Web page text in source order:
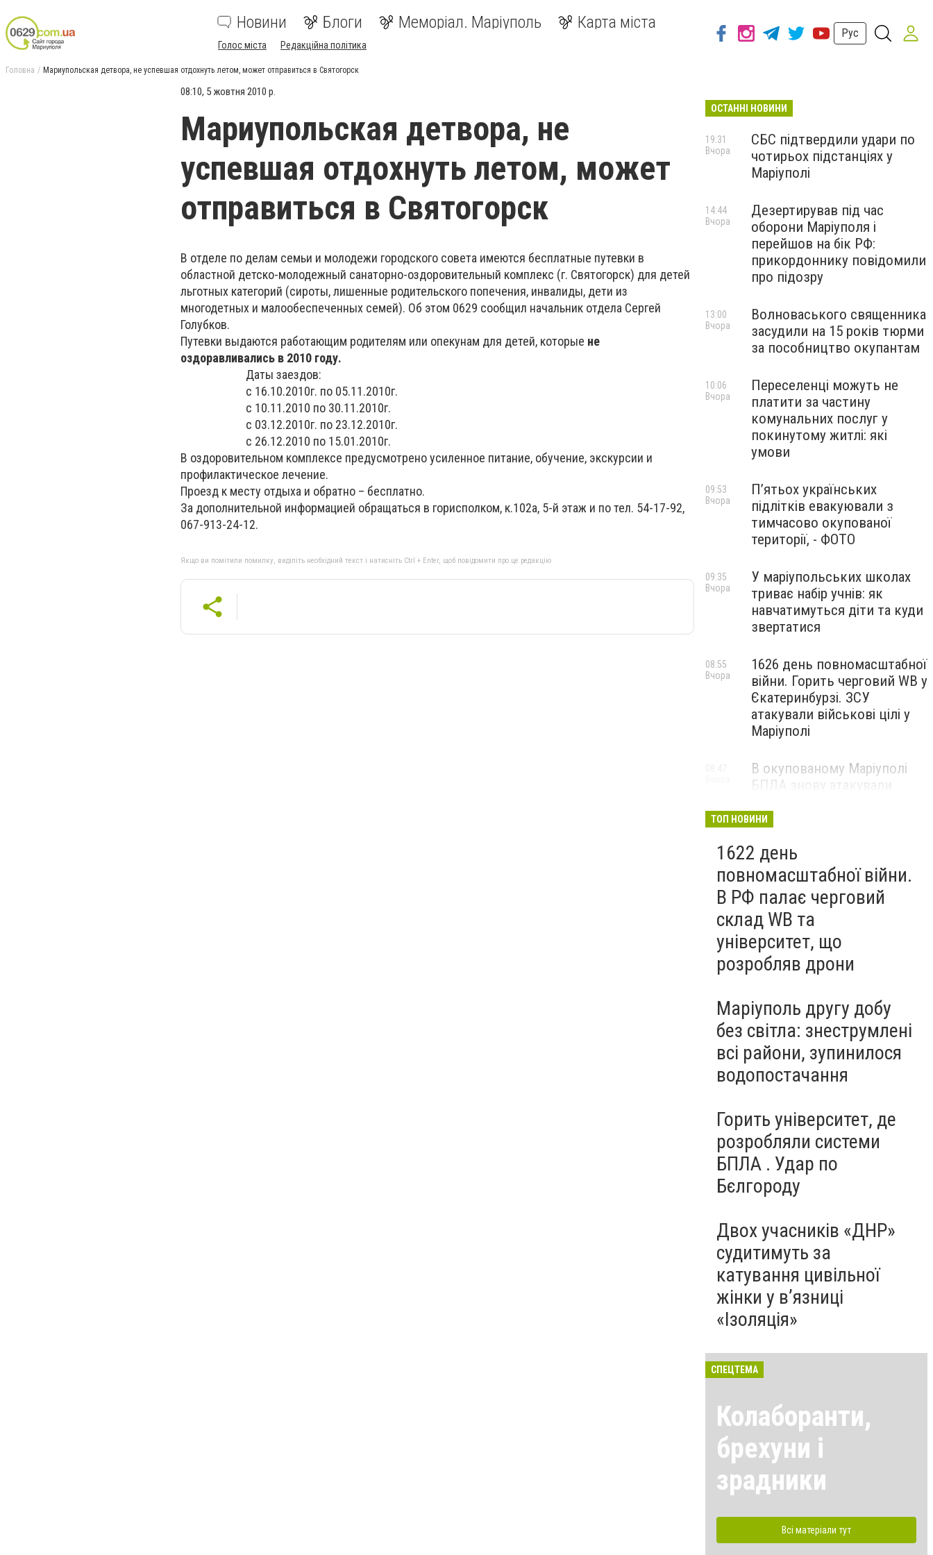
Новини Блоги Меморіал. Маріуполь Карта міста
Голос міста Редакційна політика
Рус
Головна Мариупольская детвора, не успевшая отдохнуть летом, может отправиться в Святогорск
08:10, 5 жовтня 2010 р.
Мариупольская детвора, не
успевшая отдохнуть летом, может
отправиться в Святогорск
В отделе по делам семьи и молодежи городского совета имеются бесплатные путевки в
областной детско-молодежный санаторно-оздоровительный комплекс (г. Святогорск) для детей
льготных категорий (сироты, лишенные родительского попечения, инвалиды, дети из
многодетных и малообеспеченных семей). Об этом 0629 сообщил начальник отдела Сергей
Голубков.
Путевки выдаются работающим родителям или опекунам для детей, которые не
оздоравливались в 2010 году.
Даты заездов:
с 16.10.2010г. по 05.11.2010г.
с 10.11.2010 по 30.11.2010г.
с 03.12.2010г. по 23.12.2010г.
с 26.12.2010 по 15.01.2010г.
В оздоровительном комплексе предусмотрено усиленное питание, обучение, экскурсии и
профилактическое лечение.
Проезд к месту отдыха и обратно – бесплатно.
За дополнительной информацией обращаться в горисполком, к.102а, 5-й этаж и по тел. 54-17-92,
067-913-24-12.
Якщо ви помітили помилку, виділіть необхідний текст і натисніть Ctrl + Enter, щоб повідомити про це редакцію
ОСТАННІ НОВИНИ
СБС підтвердили удари по
чотирьох підстанціях у
Маріуполі
19:31
Вчора
Дезертирував під час
оборони Маріуполя і
перейшов на бік РФ:
прикордоннику повідомили
про підозру
14:44
Вчора
Волноваського священника
засудили на 15 років тюрми
за пособництво окупантам
13:00
Вчора
Переселенці можуть не
платити за частину
комунальних послуг у
покинутому житлі: які
умови
10:06
Вчора
П’ятьох українських
підлітків евакуювали з
тимчасово окупованої
території, - ФОТО
09:53
Вчора
У маріупольських школах
триває набір учнів: як
навчатимуться діти та куди
звертатися
09:35
Вчора
1626 день повномасштабної
війни. Горить черговий WB у
Єкатеринбурзі. ЗСУ
атакували військові цілі у
Маріуполі
08:55
Вчора
В окупованому Маріуполі
БПЛА знову атакували
— ВІДЕО
ТОП НОВИНИ
1622 день
повномасштабної війни.
В РФ палає черговий
склад WB та
університет, що
розробляв дрони
Маріуполь другу добу
без світла: знеструмлені
всі райони, зупинилося
водопостачання
Горить університет, де
розробляли системи
БПЛА . Удар по
Бєлгороду
Двох учасників «ДНР»
судитимуть за
катування цивільної
жінки у в’язниці
«Ізоляція»
СПЕЦТЕМА
Колаборанти,
брехуни і
зрадники
Всі матеріали тут